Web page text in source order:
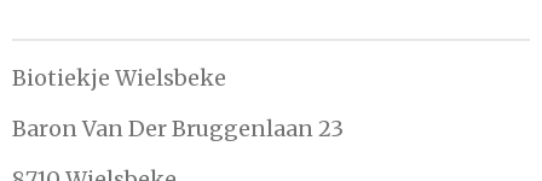
Biotiekje Wielsbeke
Baron Van Der Bruggenlaan 23